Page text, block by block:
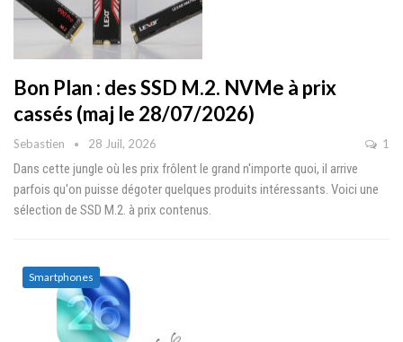
Bon Plan : des SSD M.2. NVMe à prix
cassés (maj le 28/07/2026)
Sebastien 28 Juil, 2026 1
Dans cette jungle où les prix frôlent le grand n'importe quoi, il arrive
parfois qu'on puisse dégoter quelques produits intéressants. Voici une
sélection de SSD M.2. à prix contenus.
Smartphones